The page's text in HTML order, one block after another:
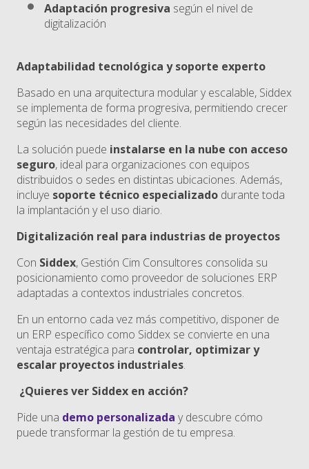
Adaptación progresiva según el nivel de
digitalización
Adaptabilidad tecnológica y soporte experto
Basado en una arquitectura modular y escalable, Siddex
se implementa de forma progresiva, permitiendo crecer
según las necesidades del cliente.
La solución puede instalarse en la nube con acceso
seguro, ideal para organizaciones con equipos
distribuidos o sedes en distintas ubicaciones. Además,
incluye soporte técnico especializado durante toda
la implantación y el uso diario.
Digitalización real para industrias de proyectos
Con Siddex, Gestión Cim Consultores consolida su
posicionamiento como proveedor de soluciones ERP
adaptadas a contextos industriales concretos.
En un entorno cada vez más competitivo, disponer de
un ERP específico como Siddex se convierte en una
ventaja estratégica para controlar, optimizar y
escalar proyectos industriales.
¿Quieres ver Siddex en acción?
Pide una demo personalizada y descubre cómo
puede transformar la gestión de tu empresa.